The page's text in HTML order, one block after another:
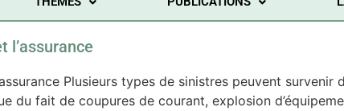
l’assurance
Plusieurs types de sinistres peuvent
du fait de coupures de courant, explosion